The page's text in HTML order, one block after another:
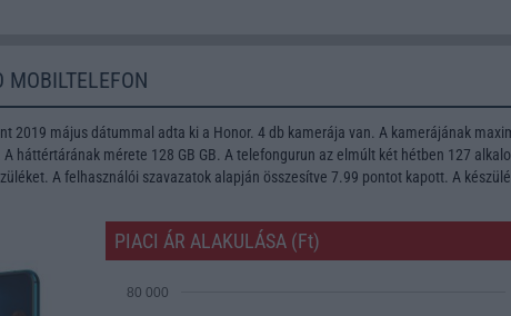
MOBILTELEFON
2019 május dátummal adta ki a Honor. 4 db kamerája van. A kamerájának
háttértárának mérete 128 GB GB. A telefongurun az elmúlt két hétben 127
A felhasználói szavazatok alapján összesítve 7.99 pontot kapott. A
PIACI ÁR ALAKULÁSA (Ft)
80 000